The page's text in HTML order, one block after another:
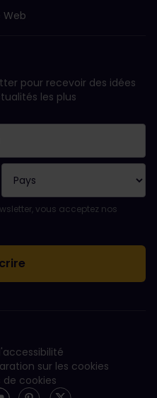
Web
pour recevoir des idées
les plus
en compte.
! Veuillez réessayer
newsletter.
générales pour vous inscrire à
vous acceptez nos
sur les cookies
de cookies